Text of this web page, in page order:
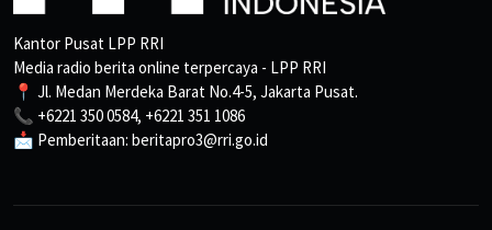
Kantor Pusat LPP RRI
Media radio berita online terpercaya - LPP RRI
📍 Jl. Medan Merdeka Barat No.4-5, Jakarta Pusat.
📞 +6221 350 0584, +6221 351 1086
📩 Pemberitaan: beritapro3@rri.go.id